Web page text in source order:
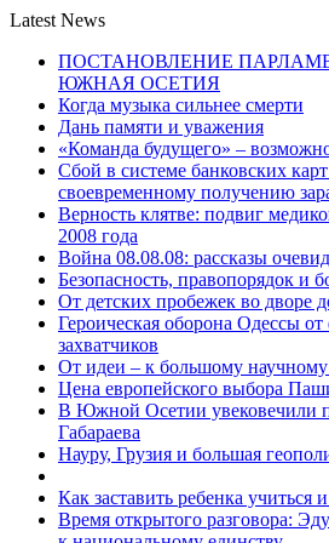
Latest News
ПОСТАНОВЛЕНИЕ
ЮЖНАЯ ОСЕТИЯ
Когда музыка сильнее смерти
Дань памяти и уважения
«Команда будущего» –
Сбой в системе банковских
своевременному получению
Верность клятве: подвиг
2008 года
Война 08.08.08: рассказы
Безопасность, правопорядок и
От детских пробежек во дворе
Героическая оборона Одессы
захватчиков
От идеи – к большому научному
Цена европейского выбора
В Южной Осетии увековечили
Габараева
Науру, Грузия и большая
Как заставить ребенка учиться
Время открытого разговора: